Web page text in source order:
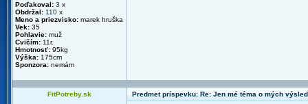
Poďakoval: 3 x
Obdržal: 110 x
Meno a priezvisko: marek hruška
Vek: 35
Pohlavie: muž
Cvičím: 11r.
Hmotnosť: 95kg
Výška: 175cm
Sponzora: nemám
FitPotreby.sk Predmet príspevku: Re: Jen mé téma o mých